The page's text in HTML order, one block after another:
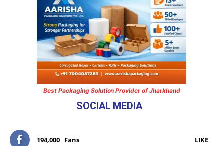
Best Packaging Solution Provider of Jharkhand
SOCIAL MEDIA
194,000 Fans LIKE